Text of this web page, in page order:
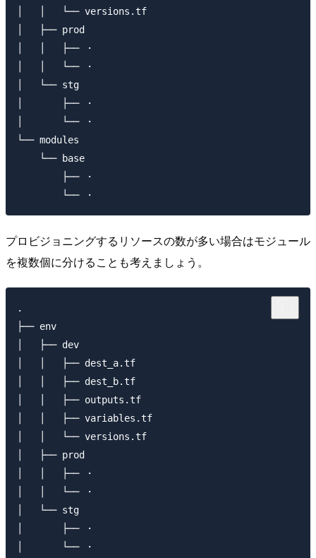
│   │   └── versions.tf
│   ├── prod
│   │   ├── ・
│   │   └── ・
│   └── stg
│       ├── ・
│       └── ・
└── modules
    └── base
        ├── ・
プロビジョニングするリソースの数が多い場合はモジュール
を複数個に分けることも考えましょう。
.
├── env
│   ├── dev
│   │   ├── dest_a.tf
│   │   ├── dest_b.tf
│   │   ├── outputs.tf
│   │   ├── variables.tf
│   │   └── versions.tf
│   ├── prod
│   │   ├── ・
│   │   └── ・
│   └── stg
│       ├── ・
│       └── ・